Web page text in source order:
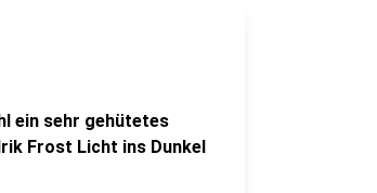
ein sehr gehütetes
Frost Licht ins Dunkel